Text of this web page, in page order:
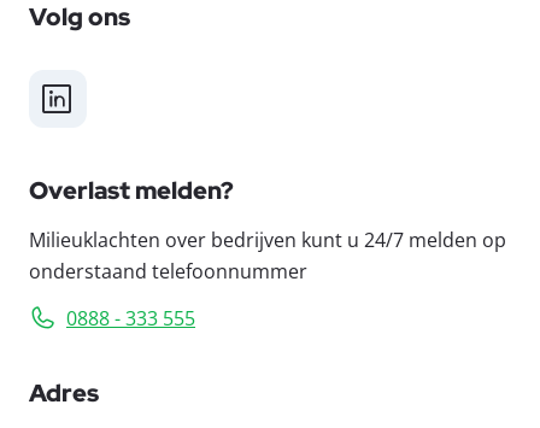
Volg ons
LinkedIn
Overlast melden?
Milieuklachten over bedrijven kunt u 24/7 melden op
onderstaand telefoonnummer
0888 - 333 555
Adres